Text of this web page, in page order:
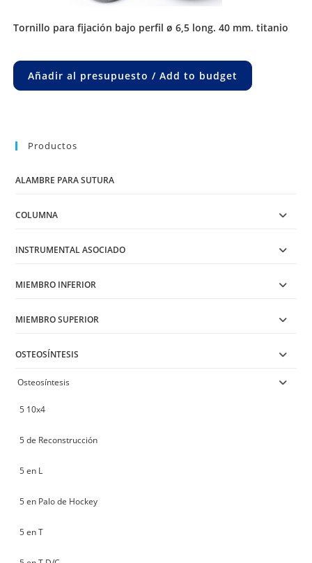
tornillo para fijación bajo perfil ø 6,5 long. 40 mm. titanio
Añadir al presupuesto / Add to budget
Productos
ALAMBRE PARA SUTURA
COLUMNA
INSTRUMENTAL ASOCIADO
MIEMBRO INFERIOR
MIEMBRO SUPERIOR
OSTEOSÍNTESIS
Osteosíntesis
5 10x4
5 de Reconstrucción
5 en L
5 en Palo de Hockey
5 en T